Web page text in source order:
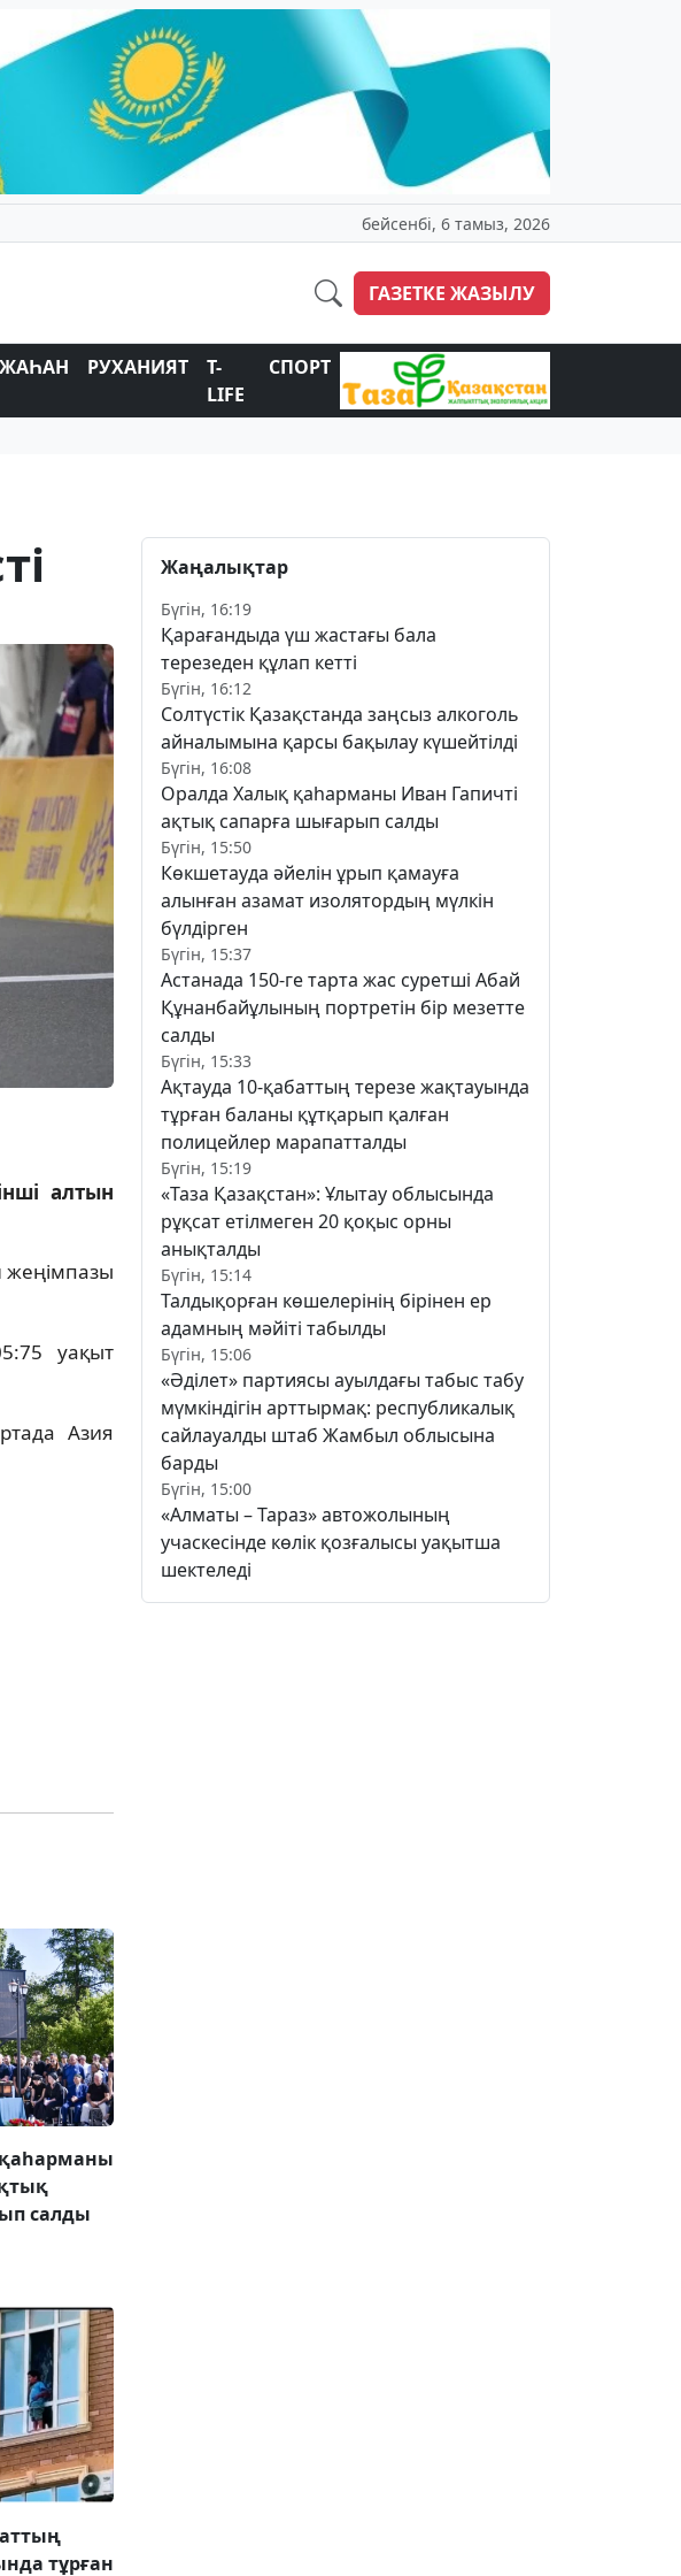
бейсенбі, 6 тамыз, 2026
ГАЗЕТКЕ ЖАЗЫЛУ
ЖАҺАН РУХАНИЯТ
T-
LIFE
СПОРТ
алтын
жеңімпазы
уақыт
Азия
салды
тұрған
Жаңалықтар
Бүгін, 16:19
Қарағандыда үш жастағы бала
терезеден құлап кетті
Бүгін, 16:12
Солтүстік Қазақстанда заңсыз алкоголь
айналымына қарсы бақылау күшейтілді
Бүгін, 16:08
Оралда Халық қаһарманы Иван Гапичті
ақтық сапарға шығарып салды
Бүгін, 15:50
Көкшетауда әйелін ұрып қамауға
алынған азамат изолятордың мүлкін
бүлдірген
Бүгін, 15:37
Астанада 150-ге тарта жас суретші Абай
Құнанбайұлының портретін бір мезетте
салды
Бүгін, 15:33
Ақтауда 10-қабаттың терезе жақтауында
тұрған баланы құтқарып қалған
полицейлер марапатталды
Бүгін, 15:19
«Таза Қазақстан»: Ұлытау облысында
рұқсат етілмеген 20 қоқыс орны
анықталды
Бүгін, 15:14
Талдықорған көшелерінің бірінен ер
адамның мәйіті табылды
Бүгін, 15:06
«Әділет» партиясы ауылдағы табыс табу
мүмкіндігін арттырмақ: республикалық
сайлауалды штаб Жамбыл облысына
барды
Бүгін, 15:00
«Алматы – Тараз» автожолының
учаскесінде көлік қозғалысы уақытша
шектеледі